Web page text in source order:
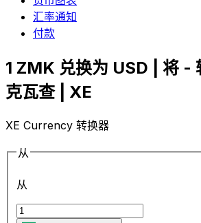
汇率通知
付款
1 ZMK 兑换为 USD | 将 -
克瓦查 | XE
XE Currency 转换器
从
从